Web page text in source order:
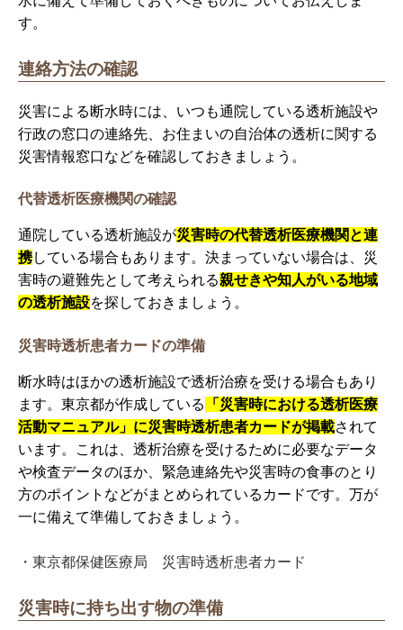
す。
連絡方法の確認
災害による断水時には、いつも通院している透析施設や
行政の窓口の連絡先、お住まいの自治体の透析に関する
災害情報窓口などを確認しておきましょう。
代替透析医療機関の確認
通院している透析施設が災害時の代替透析医療機関と連
携している場合もあります。決まっていない場合は、災
害時の避難先として考えられる親せきや知人がいる地域
の透析施設を探しておきましょう。
災害時透析患者カードの準備
断水時はほかの透析施設で透析治療を受ける場合もあり
ます。東京都が作成している
「災害時における透析医療
活動マニュアル」に災害時透析患者カードが掲載されて
います。これは、透析治療を受けるために必要なデータ
や検査データのほか、緊急連絡先や災害時の食事のとり
方のポイントなどがまとめられているカードです。万が
一に備えて準備しておきましょう。
・東京都保健医療局 災害時透析患者カード
災害時に持ち出す物の準備